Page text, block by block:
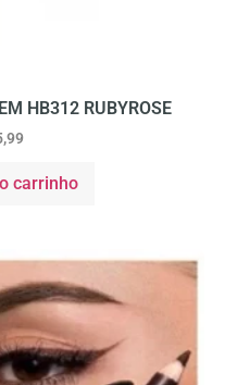
HB312 RUBYROSE
carrinho